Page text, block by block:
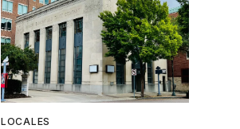
LOCALES